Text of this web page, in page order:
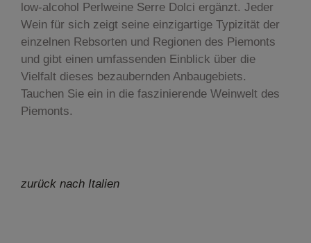
low-alcohol Perlweine Serre Dolci ergänzt. Jeder
Wein für sich zeigt seine einzigartige Typizität der
einzelnen Rebsorten und Regionen des Piemonts
und gibt einen umfassenden Einblick über die
Vielfalt dieses bezaubernden Anbaugebiets.
Tauchen Sie ein in die faszinierende Weinwelt des
Piemonts.
zurück nach Italien